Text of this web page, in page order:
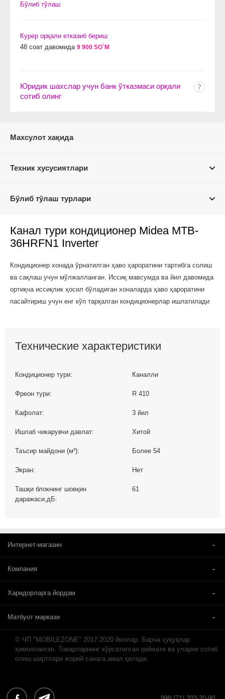
Бўлиб тўлаш
Курер орқали етказиб бериш
48 соат давомида 9 900 SO`M
Юридик шахслар учун банк ўтказмаси орқали
сотиб олинг
Махсулот хақида
Техник хусусиятлари
Бўлиб тўлаш турлари
Канал тури кондиционер Midea MTB-
36HRFN1 Inverter
Кондиционер хонада ўрнатилган ҳаво ҳароратини тартибга солиш
ва сақлаш учун мўлжалланган. Иссиқ мавсумда ва йил давомида
ортиқча иссиқлик ҳосил бўладиган хоналарда ҳаво ҳароратини
пасайтириш учун енг кўп тарқалган кондиционерлар ишлатилади
Технические характеристики
Кондиционер тури: Каналли
Фреон тури: R 410
Кафолат: 3 йил
Ишлаб чикарувчи давлат: Хитой
Таъсир майдони (м²): Более 54
Экран: Нет
Ташқи блокнинг шовқин
даражаси,дБ:
61
Интернет-магазин
Компания
Харидорларга йордам
Матбуот маркази
© ЧП "MOBILEZONE" 2017-2020 йиллар. Барча ҳуқуқлар
ҳимояланган. Товарларнинг кўрсатилган қиймати ва уларни сотиб
олиш шартлари жорий санага амал қилади.